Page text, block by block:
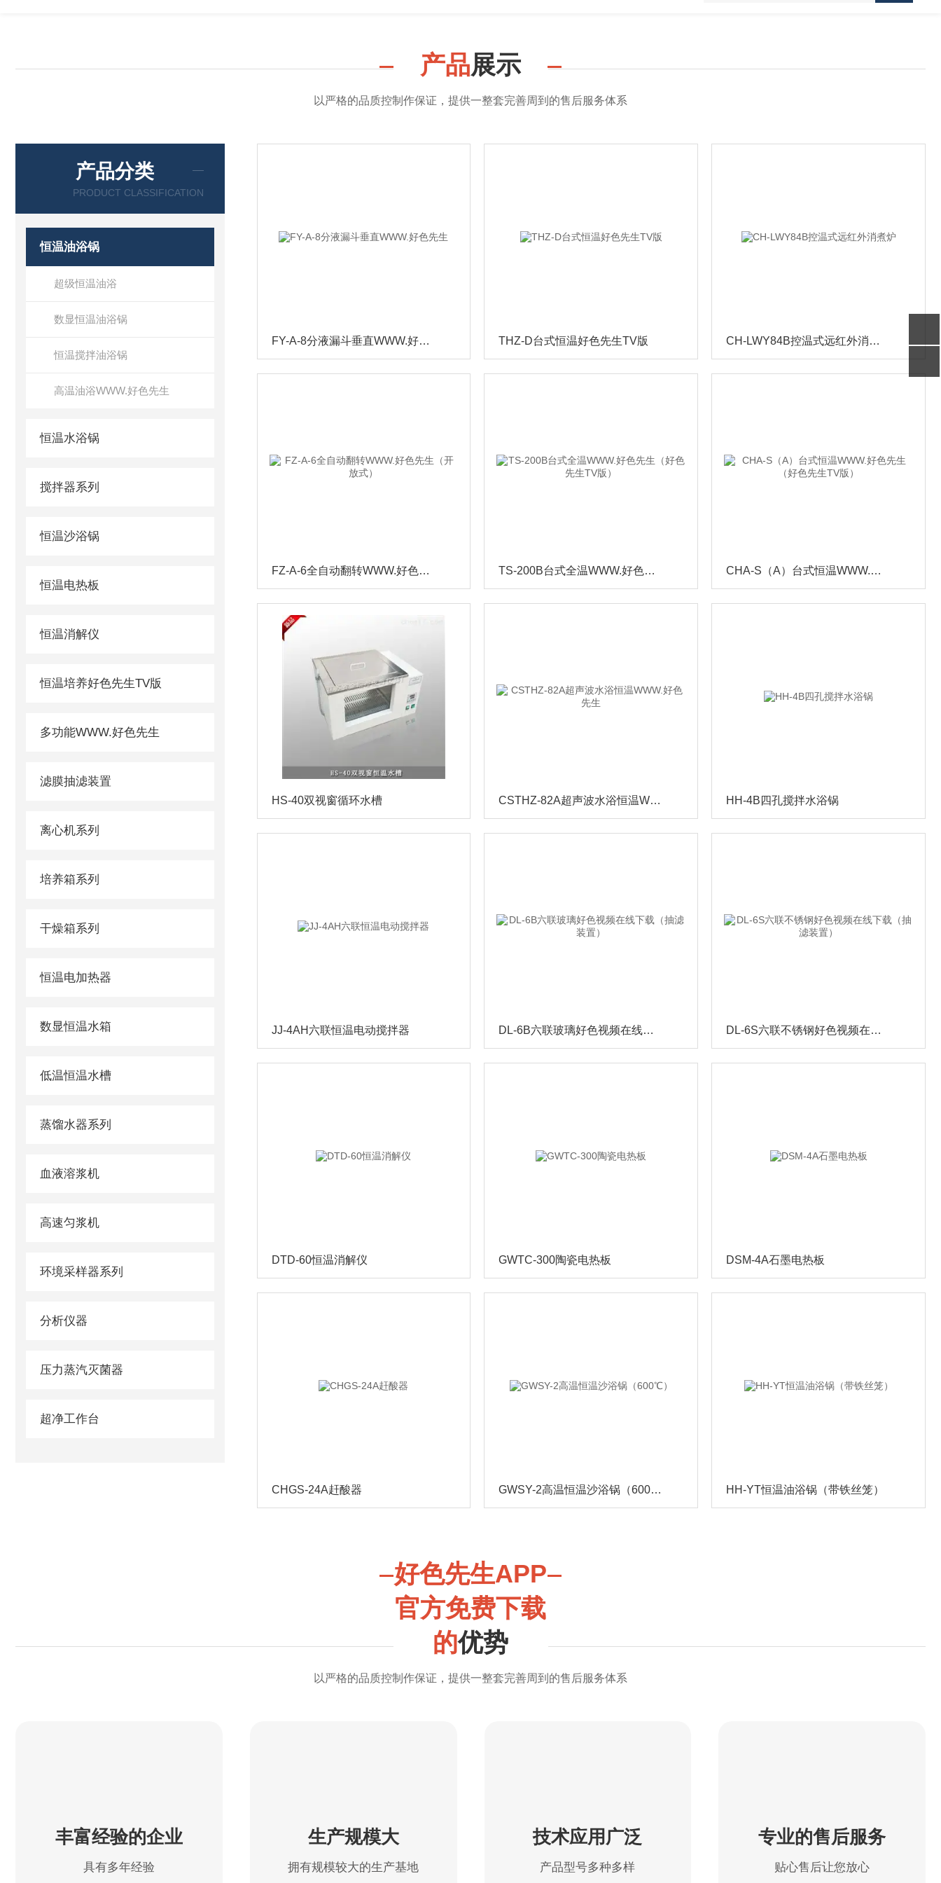
产品展示
以严格的品质控制作保证，提供一整套完善周到的售后服务体系
产品分类
PRODUCT CLASSIFICATION
恒温油浴锅
超级恒温油浴
数显恒温油浴锅
恒温搅拌油浴锅
高温油浴WWW.好色先生
恒温水浴锅
搅拌器系列
恒温沙浴锅
恒温电热板
恒温消解仪
恒温培养好色先生TV版
多功能WWW.好色先生
滤膜抽滤装置
离心机系列
培养箱系列
干燥箱系列
恒温电加热器
数显恒温水箱
低温恒温水槽
蒸馏水器系列
血液溶浆机
高速匀浆机
环境采样器系列
分析仪器
压力蒸汽灭菌器
超净工作台
FY-A-8分液漏斗垂直WWW.好色先生 THZ-D台式恒温好色先生TV版 CH-LWY84B控温式远红外消煮炉
FZ-A-6全自动翻转WWW.好色先生（开放式） TS-200B台式全温WWW.好色先生（好色先生TV版） CHA-S（A）台式恒温WWW.好色先生（好色先生TV版）
HS-40双视窗循环水槽 CSTHZ-82A超声波水浴恒温WWW.好色先生 HH-4B四孔搅拌水浴锅
JJ-4AH六联恒温电动搅拌器 DL-6B六联玻璃好色视频在线下载（抽滤装置） DL-6S六联不锈钢好色视频在线下载（抽滤装置）
DTD-60恒温消解仪 GWTC-300陶瓷电热板 DSM-4A石墨电热板
CHGS-24A赶酸器 GWSY-2高温恒温沙浴锅（600℃） HH-YT恒温油浴锅（带铁丝笼）
好色先生APP
官方免费下载
的优势
以严格的品质控制作保证，提供一整套完善周到的售后服务体系
丰富经验的企业
具有多年经验
生产规模大
拥有规模较大的生产基地
技术应用广泛
产品型号多种多样
专业的售后服务
贴心售后让您放心